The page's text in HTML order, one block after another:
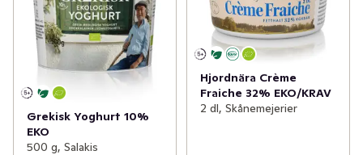
Grekisk Yoghurt 10%
EKO
500 g, Salakis
Hjordnära Crème
Fraiche 32% EKO/KRAV
2 dl, Skånemejerier